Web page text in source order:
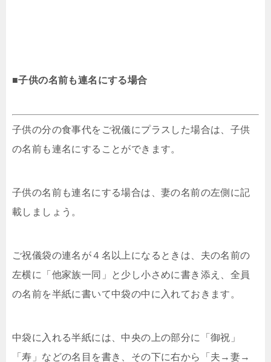
■子供の名前も連名にする場合
子供の分の食事代をご祝儀にプラスした場合は、子供
の名前も連名にすることができます。
子供の名前も連名にする場合は、妻の名前の左側に記
載しましょう。
ご祝儀袋の連名が４名以上になるときは、夫の名前の
左横に「他家族一同」と少し小さめに書き添え、全員
の名前を半紙に書いて中袋の中に入れておきます。
中袋に入れる半紙には、中央の上の部分に「御祝」
「寿」などの名目を書き、その下に右から「夫→妻→